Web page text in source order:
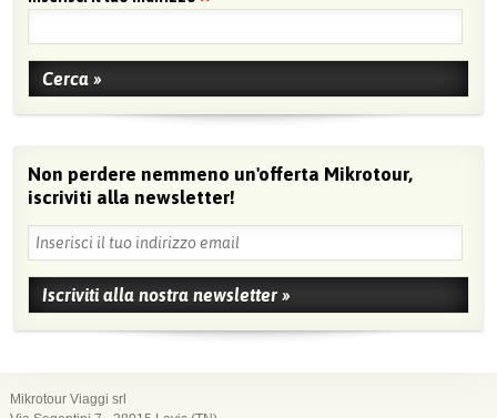
Non perdere nemmeno un'offerta Mikrotour,
iscriviti alla newsletter!
Mikrotour Viaggi srl